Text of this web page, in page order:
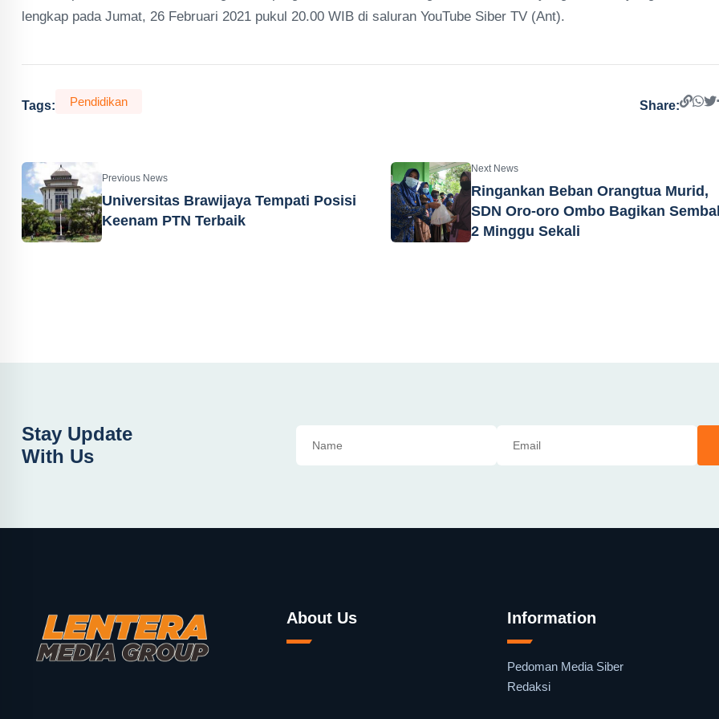
lengkap pada Jumat, 26 Februari 2021 pukul 20.00 WIB di saluran YouTube Siber TV (Ant).
Tags: Pendidikan Share:
Previous News
Universitas Brawijaya Tempati Posisi
Keenam PTN Terbaik
Next News
Ringankan Beban Orangtua Murid,
SDN Oro-oro Ombo Bagikan
2 Minggu Sekali
Stay Update
With Us
About Us Information
Pedoman Media Siber
Redaksi